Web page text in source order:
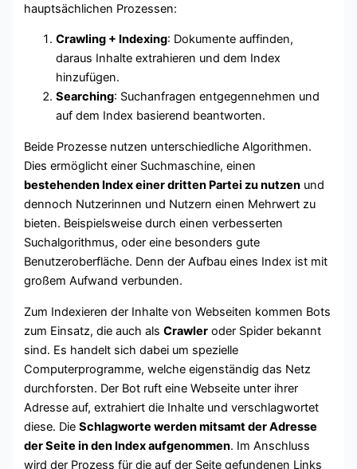
hauptsächlichen Prozessen:
Crawling + Indexing: Dokumente auffinden,
daraus Inhalte extrahieren und dem Index
hinzufügen.
Searching: Suchanfragen entgegennehmen und
auf dem Index basierend beantworten.
Beide Prozesse nutzen unterschiedliche Algorithmen.
Dies ermöglicht einer Suchmaschine, einen
bestehenden Index einer dritten Partei zu nutzen und
dennoch Nutzerinnen und Nutzern einen Mehrwert zu
bieten. Beispielsweise durch einen verbesserten
Suchalgorithmus, oder eine besonders gute
Benutzeroberfläche. Denn der Aufbau eines Index ist mit
großem Aufwand verbunden.
Zum Indexieren der Inhalte von Webseiten kommen Bots
zum Einsatz, die auch alsCrawler oder Spider bekannt
sind. Es handelt sich dabei um spezielle
Computerprogramme, welche eigenständig das Netz
durchforsten. Der Bot ruft eine Webseite unter ihrer
Adresse auf, extrahiert die Inhalte und verschlagwortet
diese. DieSchlagworte werden mitsamt der Adresse
der Seite in den Index aufgenommen. Im Anschluss
wird der Prozess für die auf der Seite gefundenen Links